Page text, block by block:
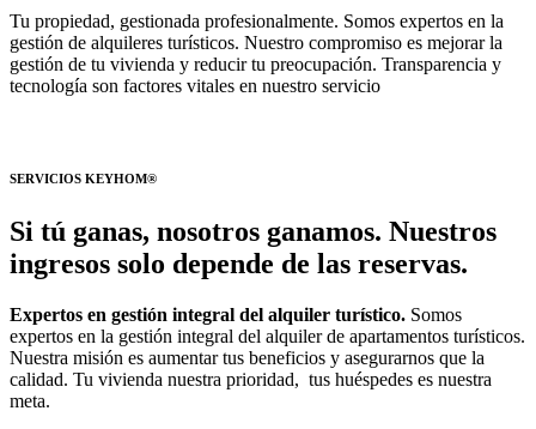
Tu propiedad, gestionada profesionalmente. Somos expertos en la
gestión de alquileres turísticos. Nuestro compromiso es mejorar la
gestión de tu vivienda y reducir tu preocupación. Transparencia y
tecnología son factores vitales en nuestro servicio
SERVICIOS KEYHOM®
Si tú ganas, nosotros ganamos. Nuestros
ingresos solo depende de las reservas.
Expertos en gestión integral del alquiler turístico. Somos
expertos en la gestión integral del alquiler de apartamentos turísticos.
Nuestra misión es aumentar tus beneficios y asegurarnos que la
calidad. Tu vivienda nuestra prioridad, tus huéspedes es nuestra
meta.